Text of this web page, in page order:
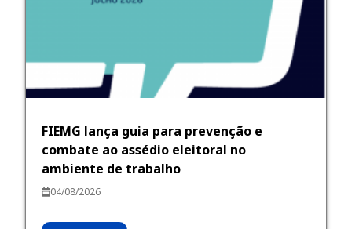
FIEMG lança guia para prevenção e
combate ao assédio eleitoral no
ambiente de trabalho
04/08/2026